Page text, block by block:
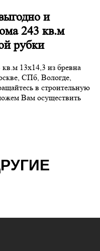
и
243 кв.м
рубки
13х14,3 из бревна
СПб, Вологде,
в строительную
Вам осуществить